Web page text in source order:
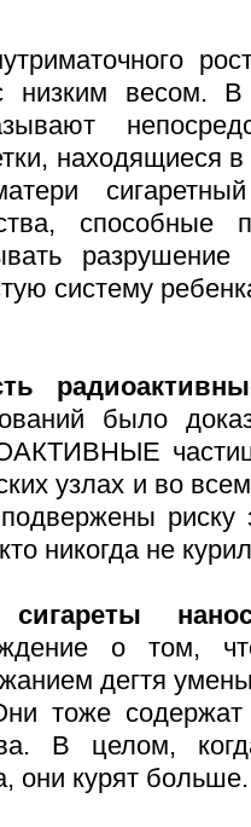
низким весом. В
находящиеся
способные
разрушение
систему
было
узлах и во
риску
никогда не
о том,
дегтя
тоже содержат
В целом,
они курят больше.